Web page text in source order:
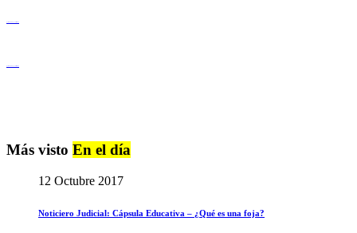
Más visto En el día
12 Octubre 2017
Noticiero Judicial: Cápsula Educativa – ¿Qué es una foja?